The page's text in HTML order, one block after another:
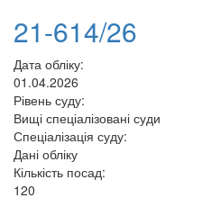
21-614/26
Дата обліку:
01.04.2026
Рівень суду:
Вищі спеціалізовані суди
Спеціалізація суду:
Дані обліку
Кількість посад:
120